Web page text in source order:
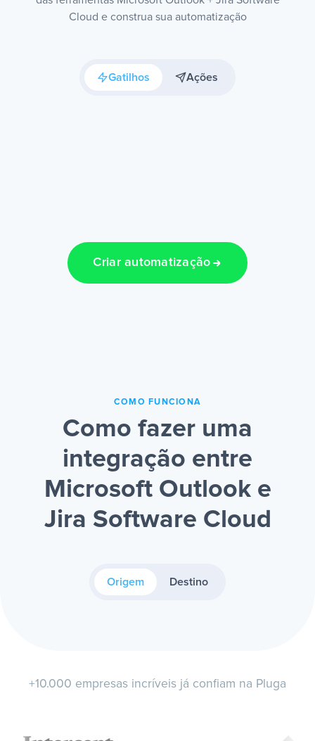
Cloud e construa sua automatização
Gatilhos Ações
Criar automatização
COMO FUNCIONA
Como fazer uma
integração entre
Microsoft Outlook e
Jira Software Cloud
Origem Destino
+10.000 empresas incríveis já confiam na Pluga